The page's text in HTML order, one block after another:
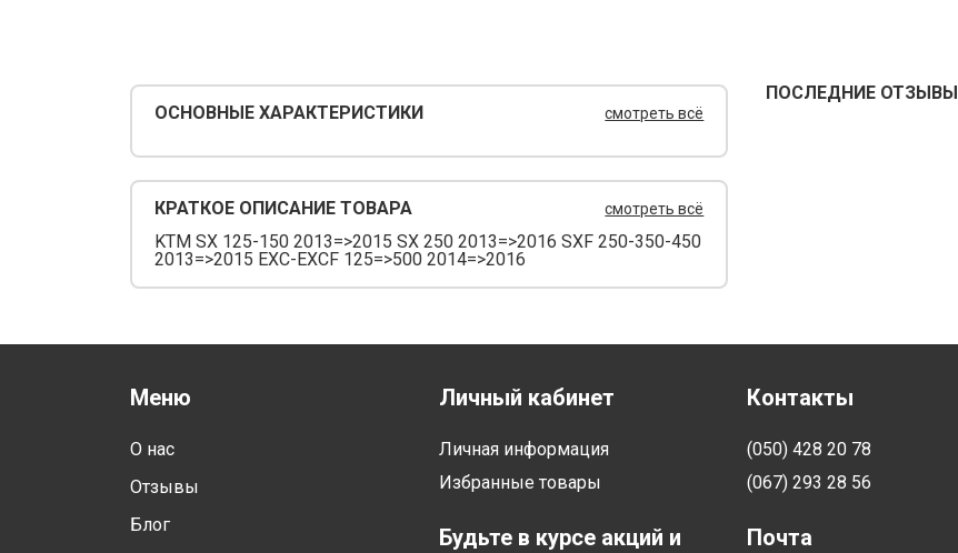
ОСНОВНЫЕ ХАРАКТЕРИСТИКИ смотреть всё
КРАТКОЕ ОПИСАНИЕ ТОВАРА смотреть всё
KTM SX 125-150 2013=>2015 SX 250 2013=>2016 SXF 250-350-450
2013=>2015 EXC-EXCF 125=>500 2014=>2016
ПОСЛЕДНИЕ ОТЗЫВЫ
Меню
О нас
Отзывы
Блог
Личный кабинет
Личная информация
Избранные товары
Будьте в курсе акций и
Контакты
(050) 428 20 78
(067) 293 28 56
Почта